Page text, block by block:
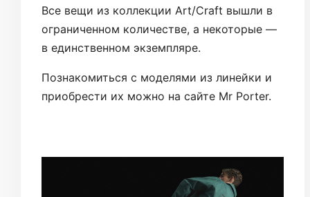
Все вещи из коллекции Art/Craft вышли в
ограниченном количестве, а некоторые —
в единственном экземпляре.
Познакомиться с моделями из линейки и
приобрести их можно на сайте Mr Porter.